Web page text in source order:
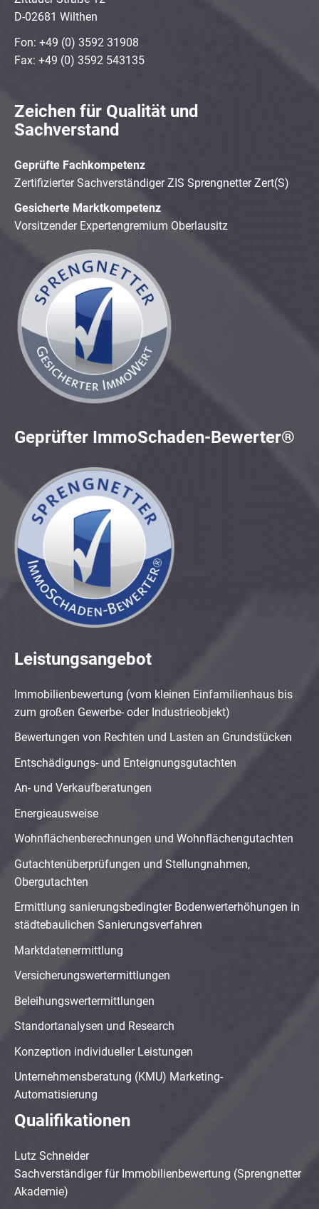
D-02681 Wilthen
Fon: +49 (0) 3592 31908
Fax: +49 (0) 3592 543135
Zeichen für Qualität und
Sachverstand
Geprüfte Fachkompetenz
Zertifizierter Sachverständiger ZIS Sprengnetter Zert(S)
Gesicherte Marktkompetenz
Vorsitzender Expertengremium Oberlausitz
Geprüfter ImmoSchaden-Bewerter®
Leistungsangebot
Immobilienbewertung (vom kleinen Einfamilienhaus bis
zum großen Gewerbe- oder Industrieobjekt)
Bewertungen von Rechten und Lasten an Grundstücken
Entschädigungs- und Enteignungsgutachten
An- und Verkaufberatungen
Energieausweise
Wohnflächenberechnungen und Wohnflächengutachten
Gutachtenüberprüfungen und Stellungnahmen,
Obergutachten
Ermittlung sanierungsbedingter Bodenwerterhöhungen in
städtebaulichen Sanierungsverfahren
Marktdatenermittlung
Versicherungswertermittlungen
Beleihungswertermittlungen
Standortanalysen und Research
Konzeption individueller Leistungen
Unternehmensberatung (KMU) Marketing-
Automatisierung
Qualifikationen
Lutz Schneider
Sachverständiger für Immobilienbewertung (Sprengnetter
Akademie)